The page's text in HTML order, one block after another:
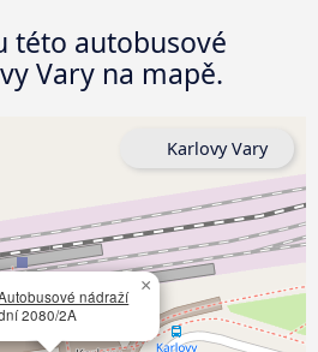
této autobusové
Vary na mapě.
nádraží
2080/2A
×
Karlovy Vary